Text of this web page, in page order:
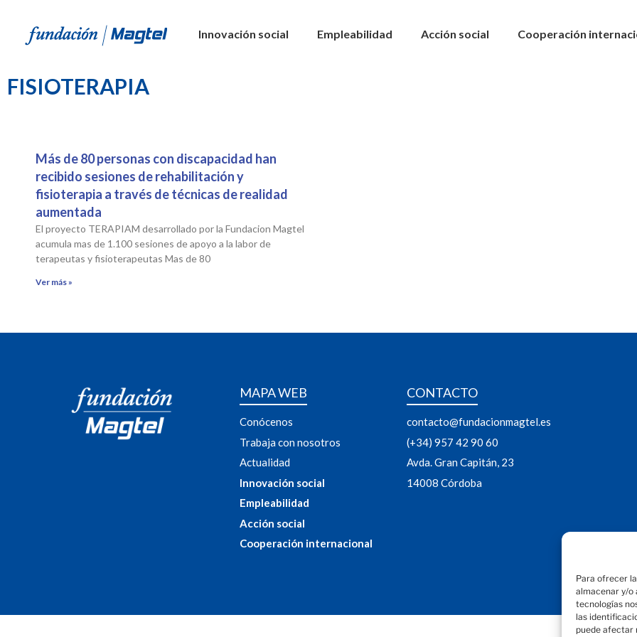
Para ofrecer
almacenar y/o
tecnologías
las
puede afectar
Innovación social Empleabilidad Acción social Cooperación
FISIOTERAPIA
Más de 80 personas con discapacidad han
recibido sesiones de rehabilitación y
fisioterapia a través de técnicas de realidad
aumentada
El proyecto TERAPIAM desarrollado por la Fundacion Magtel
acumula mas de 1.100 sesiones de apoyo a la labor de
terapeutas y fisioterapeutas Mas de 80
Ver más »
MAPA WEB
Conócenos
Trabaja con nosotros
Actualidad
Innovación social
Empleabilidad
Acción social
Cooperación internacional
CONTACTO
contacto@fundacionmagtel.es
(+34) 957 42 90 60
Avda. Gran Capitán, 23
14008 Córdoba